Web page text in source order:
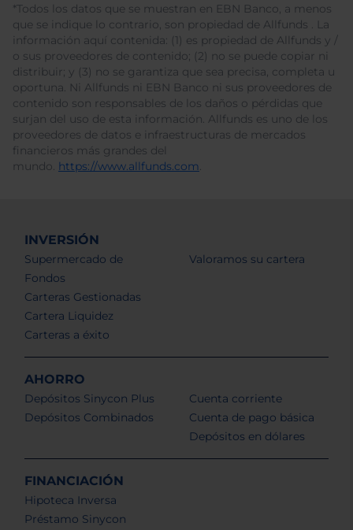
*Todos los datos que se muestran en EBN Banco, a menos
que se indique lo contrario, son propiedad de Allfunds . La
información aquí contenida: (1) es propiedad de Allfunds y /
o sus proveedores de contenido; (2) no se puede copiar ni
distribuir; y (3) no se garantiza que sea precisa, completa u
oportuna. Ni Allfunds ni EBN Banco ni sus proveedores de
contenido son responsables de los daños o pérdidas que
surjan del uso de esta información. Allfunds es uno de los
proveedores de datos e infraestructuras de mercados
financieros más grandes del
mundo. https://www.allfunds.com.
INVERSIÓN
Supermercado de
Fondos
Carteras Gestionadas
Cartera Liquidez
Carteras a éxito
Valoramos su cartera
AHORRO
Depósitos Sinycon Plus
Depósitos Combinados
Cuenta corriente
Cuenta de pago básica
Depósitos en dólares
FINANCIACIÓN
Hipoteca Inversa
Préstamo Sinycon